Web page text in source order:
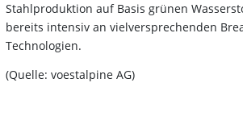
Stahlproduktion auf Basis grünen
bereits intensiv an vielversprechenden
Technologien.
(Quelle: voestalpine AG)